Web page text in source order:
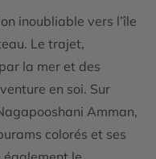
inoubliable vers l’île
Le trajet,
la mer et des
en soi. Sur
Amman,
colorés et ses